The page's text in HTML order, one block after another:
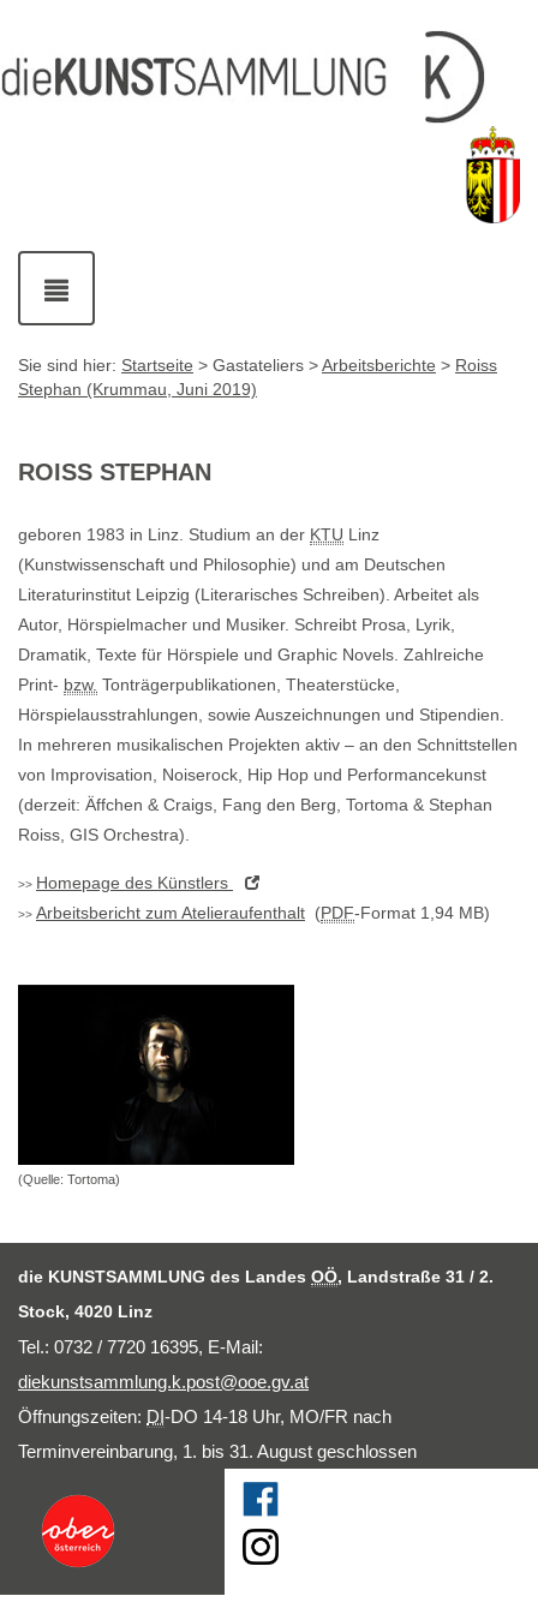
[1]
[2]
Links
[3]
mit
Kontaktdaten
Navigation
ein-
und
Sie sind hier: Startseite > Gastateliers >Arbeitsberichte > Roiss
Stephan (Krummau, Juni 2019)
ROISS STEPHAN
geboren 1983 in Linz. Studium an der KTU Linz
(Kunstwissenschaft und Philosophie) und am Deutschen
Literaturinstitut Leipzig (Literarisches Schreiben). Arbeitet als
Autor, Hörspielmacher und Musiker. Schreibt Prosa, Lyrik,
Dramatik, Texte für Hörspiele und Graphic Novels. Zahlreiche
Print- bzw. Tonträgerpublikationen, Theaterstücke,
Hörspielausstrahlungen, sowie Auszeichnungen und Stipendien.
In mehreren musikalischen Projekten aktiv – an den Schnittstellen
von Improvisation, Noiserock, Hip Hop und Performancekunst
(derzeit: Äffchen & Craigs, Fang den Berg, Tortoma & Stephan
Roiss, GIS Orchestra).
Homepage des Künstlers
Arbeitsbericht zum Atelieraufenthalt (PDF-Format 1,94 MB)
(Quelle: Tortoma)
die KUNSTSAMMLUNG des Landes OÖ, Landstraße 31 / 2.
Stock, 4020 Linz
Tel.: 0732 / 7720 16395, E-Mail:
diekunstsammlung.k.post@ooe.gv.at
Öffnungszeiten: DI-DO 14-18 Uhr, MO/FR nach
Terminvereinbarung, 1. bis 31. August geschlossen